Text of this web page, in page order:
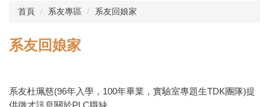
首頁 系友專區 系友回娘家
系友回娘家
系友杜珮慈(96年入學，100年畢業，實驗室專題生TDK團隊)提
供徵才訊息關於PLC職缺